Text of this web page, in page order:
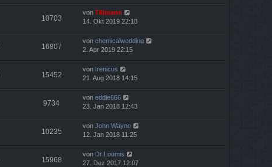
10703
von Tillmann
14. Okt 2019 22:18
16807
von chemicalwedding
2. Apr 2019 22:15
15452
von Irenicus
21. Aug 2018 14:15
9734
von eddie666
23. Jan 2018 12:43
10235
von John Wayne
12. Jan 2018 11:25
15968
von Dr Loomis
27. Dez 2017 12:07